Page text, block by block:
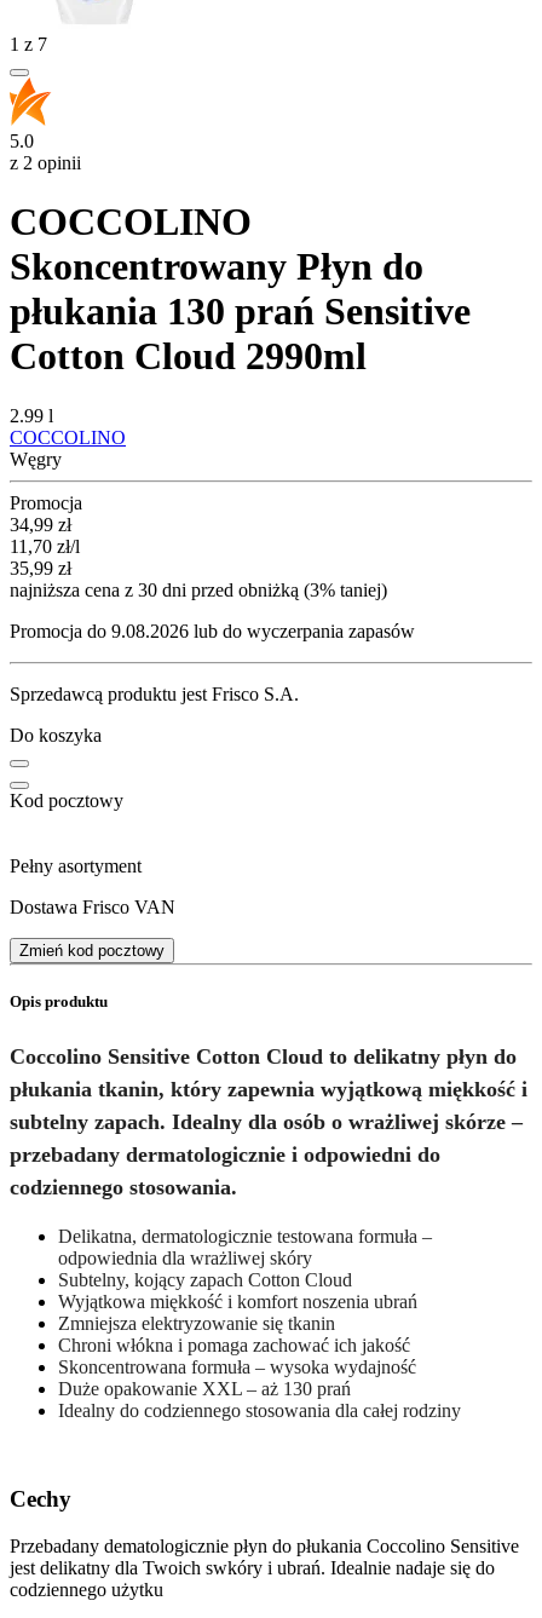
1 z 7
5.0
z 2 opinii
COCCOLINO
Skoncentrowany Płyn do
płukania 130 prań Sensitive
Cotton Cloud 2990ml
2.99 l
COCCOLINO
Węgry
Promocja
Cena promocyjna
34,99 zł
11,70 zł/l
35,99 zł
najniższa cena z 30 dni przed obniżką (3% taniej)
Promocja do 9.08.2026 lub do wyczerpania zapasów
Sprzedawcą produktu jest Frisco S.A.
Do koszyka
Kod pocztowy
Pełny asortyment
Dostawa Frisco VAN
Zmień kod pocztowy
Opis produktu
Coccolino Sensitive Cotton Cloud to delikatny płyn do
płukania tkanin, który zapewnia wyjątkową miękkość i
subtelny zapach. Idealny dla osób o wrażliwej skórze –
przebadany dermatologicznie i odpowiedni do
codziennego stosowania.
Delikatna, dermatologicznie testowana formuła –
odpowiednia dla wrażliwej skóry
Subtelny, kojący zapach Cotton Cloud
Wyjątkowa miękkość i komfort noszenia ubrań
Zmniejsza elektryzowanie się tkanin
Chroni włókna i pomaga zachować ich jakość
Skoncentrowana formuła – wysoka wydajność
Duże opakowanie XXL – aż 130 prań
Idealny do codziennego stosowania dla całej rodziny
Cechy
Przebadany dematologicznie płyn do płukania Coccolino Sensitive
jest delikatny dla Twoich swkóry i ubrań. Idealnie nadaje się do
codziennego użytku